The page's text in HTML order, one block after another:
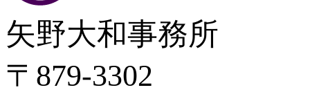
矢野大和事務所
〒879-3302